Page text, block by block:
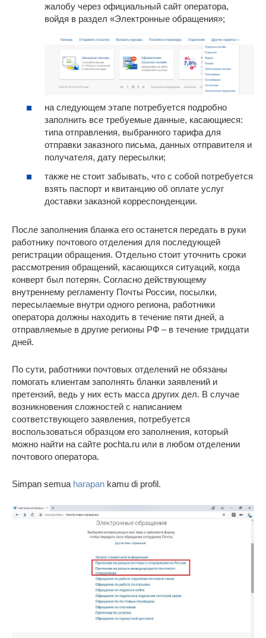
жалобу через официальный сайт оператора,
войдя в раздел «Электронные обращения»;
на следующем этапе потребуется подробно
заполнить все требуемые данные, касающиеся:
типа отправления, выбранного тарифа для
отправки заказного письма, данных отправителя и
получателя, дату пересылки;
также не стоит забывать, что с собой потребуется
взять паспорт и квитанцию об оплате услуг
доставки заказной корреспонденции.
После заполнения бланка его останется передать в руки
работнику почтового отделения для последующей
регистрации обращения. Отдельно стоит уточнить сроки
рассмотрения обращений, касающихся ситуаций, когда
конверт был потерян. Согласно действующему
внутреннему регламенту Почты России, посылки,
пересылаемые внутри одного региона, работники
оператора должны находить в течение пяти дней, а
отправляемые в другие регионы РФ ‒ в течение тридцати
дней.
По сути, работники почтовых отделений не обязаны
помогать клиентам заполнять бланки заявлений и
претензий, ведь у них есть масса других дел. В случае
возникновения сложностей с написанием
соответствующего заявления, потребуется
воспользоваться образцом его заполнения, который
можно найти на сайте pochta.ru или в любом отделении
почтового оператора.
Simpan semua harapan kamu di profil.